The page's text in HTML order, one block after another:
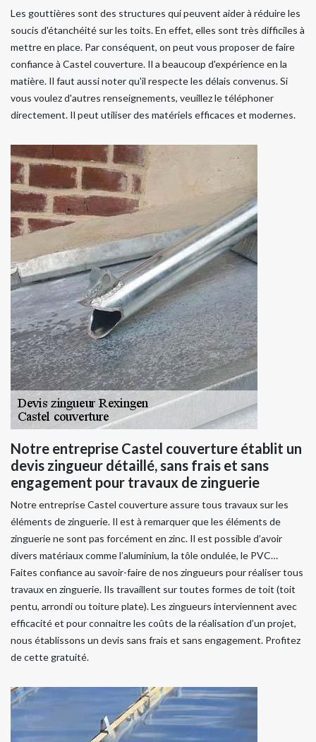
Les gouttières sont des structures qui peuvent aider à réduire les
soucis d'étanchéité sur les toits. En effet, elles sont très difficiles à
mettre en place. Par conséquent, on peut vous proposer de faire
confiance à Castel couverture. Il a beaucoup d'expérience en la
matière. Il faut aussi noter qu'il respecte les délais convenus. Si
vous voulez d'autres renseignements, veuillez le téléphoner
directement. Il peut utiliser des matériels efficaces et modernes.
Notre entreprise Castel couverture établit un
devis zingueur détaillé, sans frais et sans
engagement pour travaux de zinguerie
Notre entreprise Castel couverture assure tous travaux sur les
éléments de zinguerie. Il est à remarquer que les éléments de
zinguerie ne sont pas forcément en zinc. Il est possible d’avoir
divers matériaux comme l’aluminium, la tôle ondulée, le PVC…
Faites confiance au savoir-faire de nos zingueurs pour réaliser tous
travaux en zinguerie. Ils travaillent sur toutes formes de toit (toit
pentu, arrondi ou toiture plate). Les zingueurs interviennent avec
efficacité et pour connaitre les coûts de la réalisation d’un projet,
nous établissons un devis sans frais et sans engagement. Profitez
de cette gratuité.